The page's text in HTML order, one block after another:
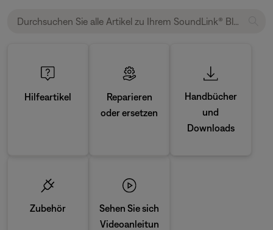
Hilfeartikel
Reparieren
oder ersetzen
Handbücher
und
Downloads
Zubehör
Sehen Sie sich
Videoanleitun